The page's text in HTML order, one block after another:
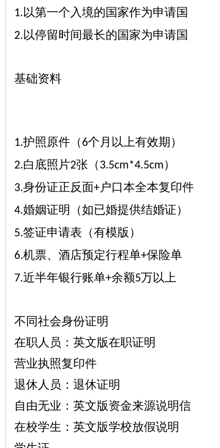
1. 以第一个入境的国家作为申请国
2. 以停留时间最长的国家为申请国
基础资料
1.护照原件（6个月以上有效期）
2.白底照片2张（3.5cm*4.5cm）
3.身份证正反面+户口本全本复印件
4.婚姻证明（如已婚提供结婚证）
5.签证申请表（有模版）
6.机票、酒店预定行程单+保险单
7.近半年银行账单+余额5万以上
不同社会身份证明
在职人员：英文版在职证明
营业执照复印件
退休人员：退休证明
自由无业：英文版资金来源说明信
在校学生：英文版学校放假说明